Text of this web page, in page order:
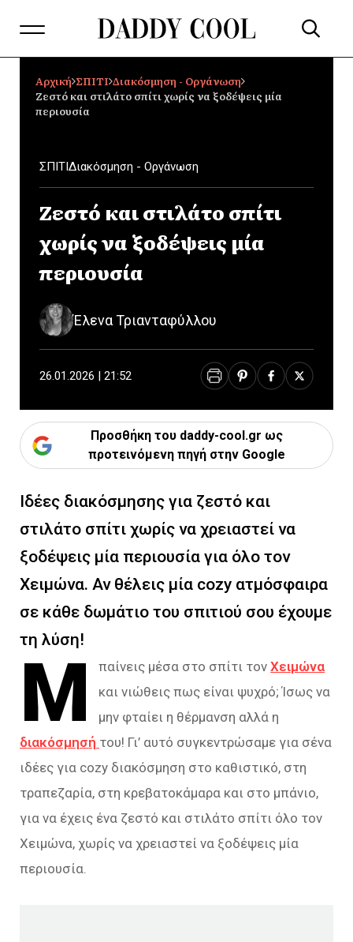
Αρχική ΣΠΙΤΙ Διακόσμηση - Οργάνωση
Ζεστό και στιλάτο σπίτι χωρίς να ξοδέψεις μία
περιουσία
ΣΠΙΤΙΔιακόσμηση - Οργάνωση
Ζεστό και στιλάτο σπίτι
χωρίς να ξοδέψεις μία
περιουσία
Έλενα Τριανταφύλλου
26.01.2026 | 21:52
Προσθήκη του daddy-cool.gr ως
προτεινόμενη πηγή στην Google
Ιδέες διακόσμησης για ζεστό και
στιλάτο σπίτι χωρίς να χρειαστεί να
ξοδέψεις μία περιουσία για όλο τον
Χειμώνα. Αν θέλεις μία cozy ατμόσφαιρα
σε κάθε δωμάτιο του σπιτιού σου έχουμε
τη λύση!
Μ παίνεις μέσα στο σπίτι τονΧειμώνα
και νιώθεις πως είναι ψυχρό; Ίσως να
μην φταίει η θέρμανση αλλά η
διακόσμησή του! Γι’ αυτό συγκεντρώσαμε για σένα
ιδέες για cozy διακόσμηση στο καθιστικό, στη
τραπεζαρία, στη κρεβατοκάμαρα και στο μπάνιο,
για να έχεις ένα ζεστό και στιλάτο σπίτι όλο τον
Χειμώνα, χωρίς να χρειαστεί να ξοδέψεις μία
περιουσία.